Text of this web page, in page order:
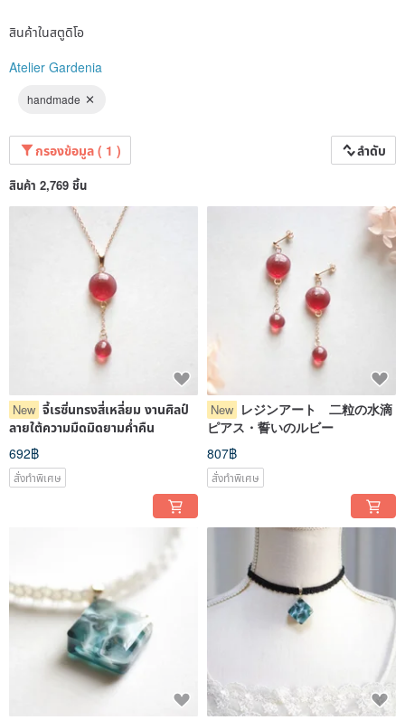
【X (Twitter)】garden154
สินค้าในสตูดิโอ
Atelier Gardenia
handmade
กรองข้อมูล ( 1 ) ลำดับ
สินค้า 2,769 ชิ้น
New จี้เรซิ่นทรงสี่เหลี่ยม งานศิลป์
ลายใต้ความมืดมิดยามค่ำคืน
692฿
สั่งทำพิเศษ
New レジンアート 二粒の水滴
ピアス・誓いのルビー
807฿
สั่งทำพิเศษ